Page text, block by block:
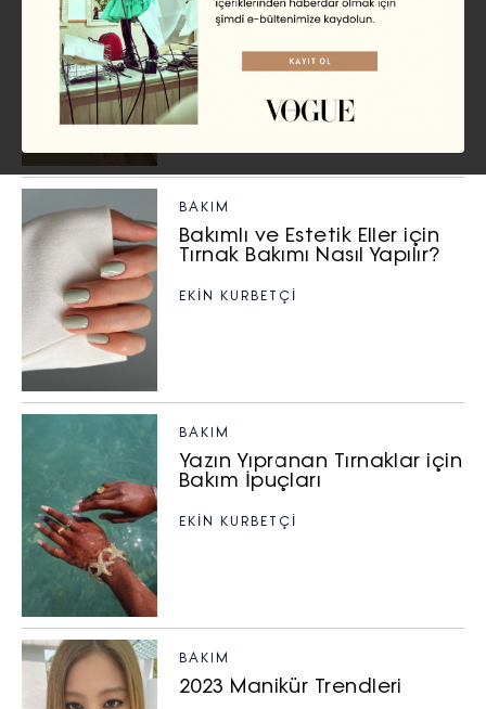
2026 Yazında Denemeniz
Gereken Nail Art Trendleri
EKİN KURBETÇİ
BAKIM
Bakımlı ve Estetik Eller için
Tırnak Bakımı Nasıl Yapılır?
EKİN KURBETÇİ
BAKIM
Yazın Yıpranan Tırnaklar için
Bakım İpuçları
EKİN KURBETÇİ
BAKIM
2023 Manikür Trendleri